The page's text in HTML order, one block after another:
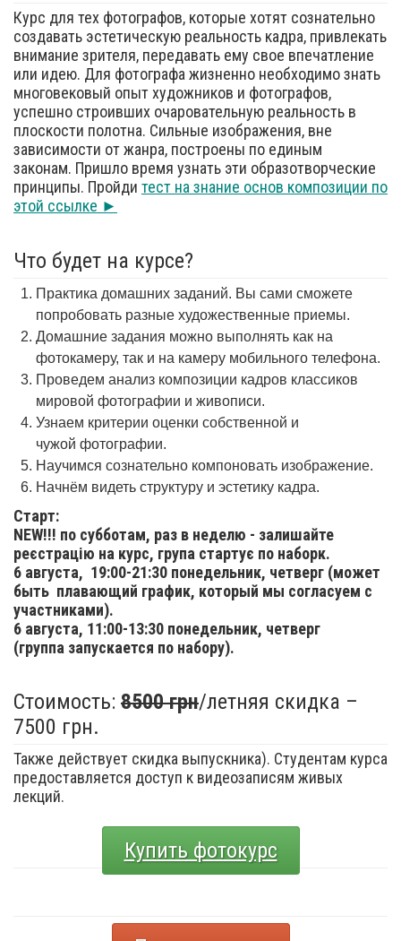
Курс для тех фотографов, которые хотят сознательно
создавать эстетическую реальность кадра, привлекать
внимание зрителя, передавать ему свое впечатление
или идею. Для фотографа жизненно необходимо знать
многовековый опыт художников и фотографов,
успешно строивших очаровательную реальность в
плоскости полотна. Сильные изображения, вне
зависимости от жанра, построены по единым
законам. Пришло время узнать эти образотворческие
принципы. Пройди тест на знание основ композиции по
этой ссылке ►
Что будет на курсе?
Практика домашних заданий. Вы сами сможете
попробовать разные художественные приемы.
Домашние задания можно выполнять как на
фотокамеру, так и на камеру мобильного телефона.
Проведем анализ композиции кадров классиков
мировой фотографии и живописи.
Узнаем критерии оценки собственной и
чужой фотографии.
Научимся сознательно компоновать изображение.
Начнём видеть структуру и эстетику кадра.
Старт:
NEW!!! по субботам, раз в неделю - залишайте
реєстрацію на курс, група стартує по наборк.
6 августа, 19:00-21:30 понедельник, четверг (может
быть плавающий график, который мы согласуем с
участниками).
6 августа, 11:00-13:30 понедельник, четверг
(группа запускается по набору).
Стоимость: 8500 грн/летняя скидка –
7500 грн.
Также действует скидка выпускника). Студентам курса
предоставляется доступ к видеозаписям живых
лекций.
Купить фотокурс